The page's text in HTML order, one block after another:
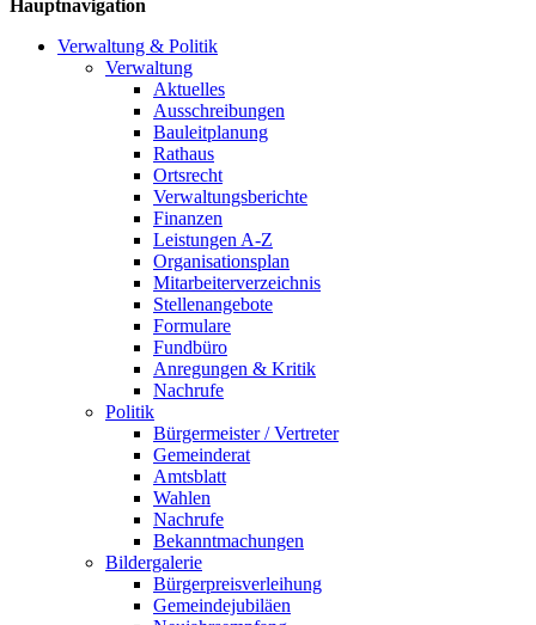
Hauptnavigation
Verwaltung & Politik
Verwaltung
Aktuelles
Ausschreibungen
Bauleitplanung
Rathaus
Ortsrecht
Verwaltungsberichte
Finanzen
Leistungen A-Z
Organisationsplan
Mitarbeiterverzeichnis
Stellenangebote
Formulare
Fundbüro
Anregungen & Kritik
Nachrufe
Politik
Bürgermeister / Vertreter
Gemeinderat
Amtsblatt
Wahlen
Nachrufe
Bekanntmachungen
Bildergalerie
Bürgerpreisverleihung
Gemeindejubiläen